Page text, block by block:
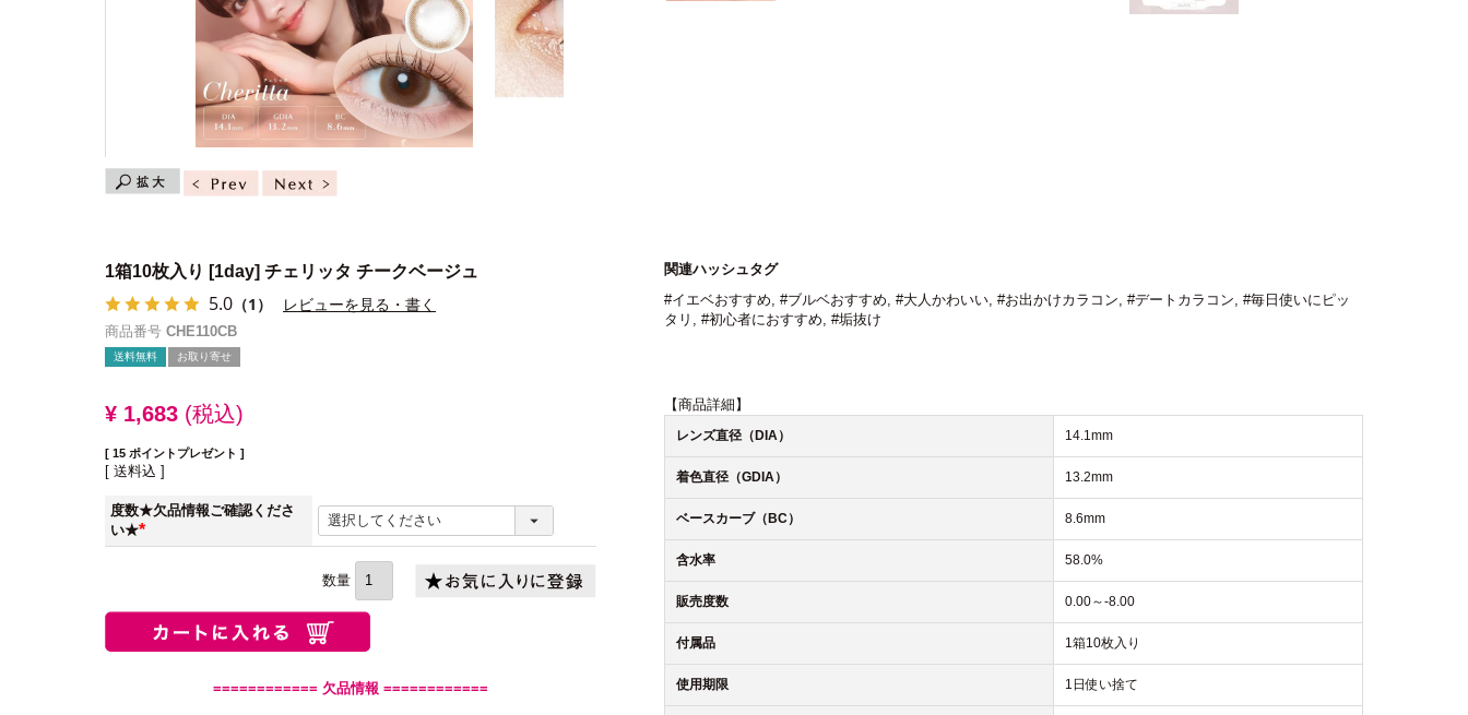
1箱10枚入り [1day] チェリッタ チークベージュ
5.0 （1） レビューを見る・書く
商品番号 CHE110CB
送料無料 お取り寄せ
¥ 1,683 税込
[ 15 ポイントプレゼント ]
送料込
度数★欠品情報ご確認くださ
い★
(必
============ 欠品情報 ============
関連ハッシュタグ
#イエベおすすめ, #ブルベおすすめ, #大人かわいい, #お出かけカラコン, #デートカラコン, #毎日使いにピッ
タリ , #初心者におすすめ, #垢抜け
【商品詳細】
レンズ直径（DIA） 14.1mm
着色直径（GDIA） 13.2mm
ベースカーブ（BC） 8.6mm
含水率 58.0%
販売度数 0.00～-8.00
付属品 1箱10枚入り
使用期限 1日使い捨て